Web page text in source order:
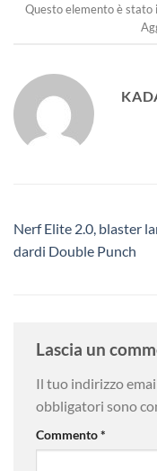
Questo elemento è stato
Nerf Elite 2.0, blaster
dardi Double Punch
Lascia un
Il tuo indirizzo
obbligatori sono
Commento*